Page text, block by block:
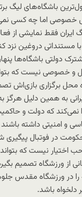
باشگاه‌های لیگ
خصوصی اما چه کسی
ایران فقط نمایشی
با مستنداتی دروغین نزد
دولتی باشگاه‌ها
و خصوصی نیست که
برگزاری بازی‌اش
به همین دلیل هرگز
نمی‌کند که دولت و
و امنیتی داشته
حکومت در فوتبال
اختیار نیست که بتواند
از ورزشگاه تصمیم
در ورزشگاه مقدس
باشد.